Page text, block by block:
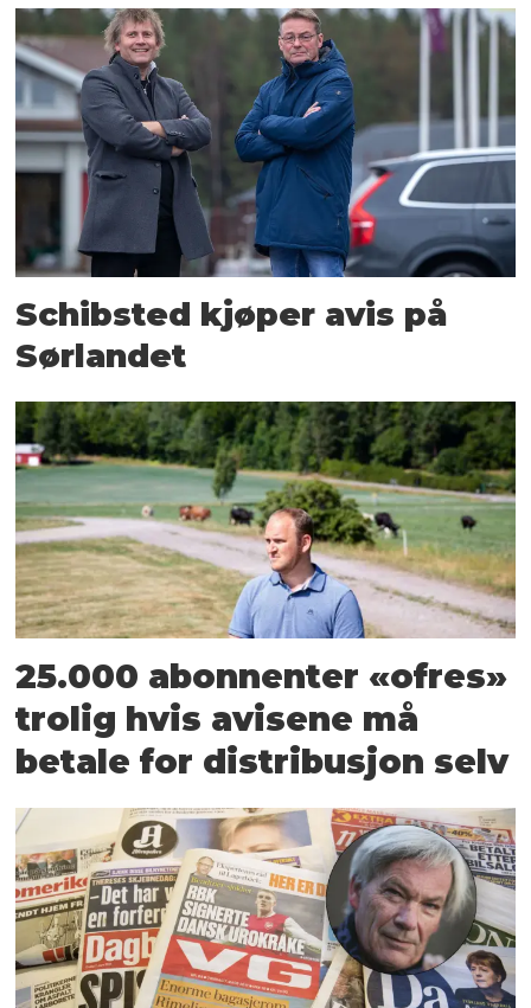
Schibsted kjøper avis på
Sørlandet
25.000 abonnenter «ofres»
trolig hvis avisene må
betale for distribusjon selv